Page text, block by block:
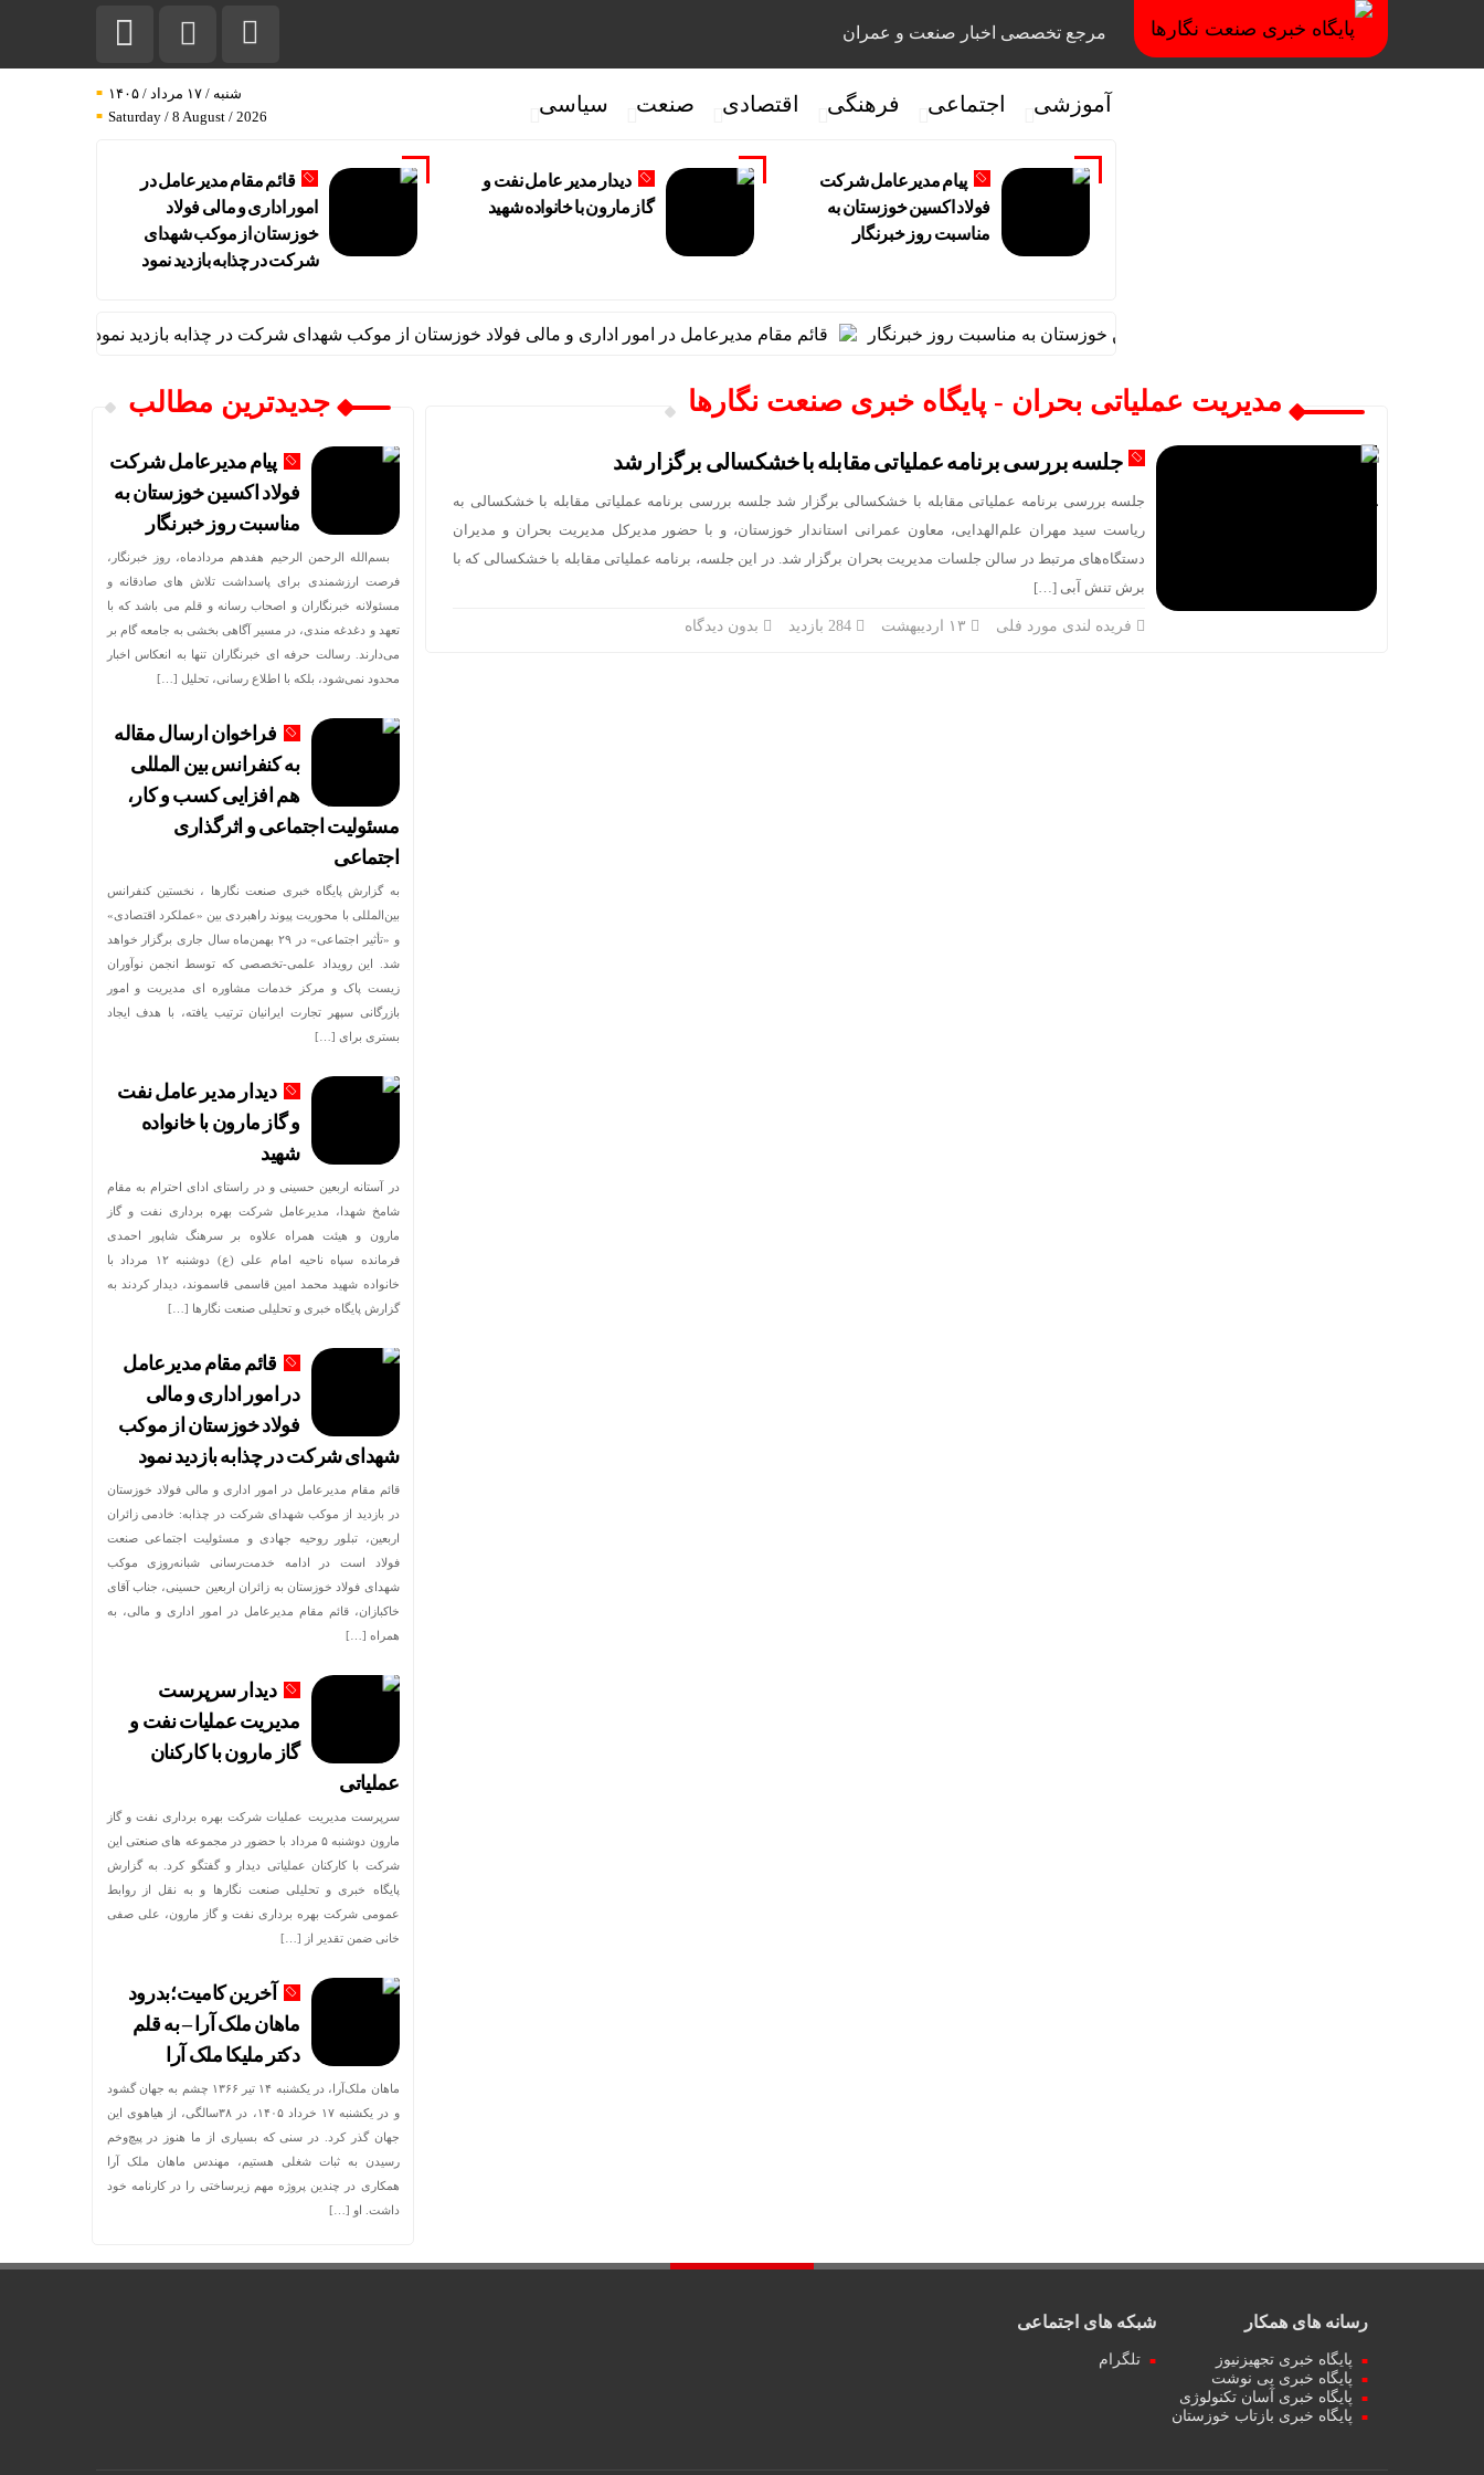
مرجع تخصصی اخبار صنعت و عمران
آموزشی اجتماعی فرهنگی اقتصادی صنعت سیاسی
شنبه / ۱۷ مرداد / ۱۴۰۵
Saturday / 8 August / 2026
پیام مدیرعامل شرکت
فولاد اکسین خوزستان به
مناسبت روز خبرنگار
دیدار مدیر عامل نفت و
گاز مارون با خانواده شهید
قائم مقام مدیرعامل در
امور اداری و مالی فولاد
خوزستان از موکب شهدای
شرکت در چذابه بازدید نمود
پیام مدیرعامل شرکت فولاد اکسین خوزستان به مناسبت روز خبرنگار قائم مقام مدیرعامل در امور اداری و مالی فولاد خوزستان از موکب شهدای شرکت در چذابه بازدید نمود
مدیریت عملیاتی بحران - پایگاه خبری صنعت نگارها
جلسه بررسی برنامه عملیاتی مقابله با خشکسالی برگزار شد
جلسه بررسی برنامه عملیاتی مقابله با خشکسالی برگزار شد جلسه بررسی برنامه عملیاتی مقابله با خشکسالی به
ریاست سید مهران علم‌الهدایی، معاون عمرانی استاندار خوزستان، و با حضور مدیرکل مدیریت بحران و مدیران
دستگاه‌های مرتبط در سالن جلسات مدیریت بحران برگزار شد. در این جلسه، برنامه عملیاتی مقابله با خشکسالی که با
برش تنش آبی […]
فریده لندی مورد فلی بدون دیدگاه
جدیدترین مطالب
پیام مدیرعامل شرکت
فولاد اکسین خوزستان به
مناسبت روز خبرنگار
بسم‌الله الرحمن الرحیم هفدهم مردادماه، روز خبرنگار،
فرصت ارزشمندی برای پاسداشت تلاش‌ های صادقانه و
مسئولانه خبرنگاران و اصحاب رسانه و قلم می باشد که با
تعهد و دغدغه‌ مندی، در مسیر آگاهی‌ بخشی به جامعه گام بر
می‌دارند. رسالت حرفه‌ ای خبرنگاران تنها به انعکاس اخبار
محدود نمی‌شود، بلکه با اطلاع رسانی، تحلیل […]
فراخوان ارسال مقاله
به کنفرانس بین المللی
هم افزایی کسب و کار،
مسئولیت اجتماعی و اثرگذاری
اجتماعی
به گزارش پایگاه خبری صنعت نگارها ، نخستین کنفرانس
بین‌المللی با محوریت پیوند راهبردی بین «عملکرد اقتصادی»
و «تأثیر اجتماعی» در ۲۹ بهمن‌ماه سال جاری برگزار خواهد
شد. این رویداد علمی-تخصصی که توسط انجمن نوآوران
زیست پاک و مرکز خدمات مشاوره ای مدیریت و امور
بازرگانی سپهر تجارت ایرانیان ترتیب یافته، با هدف ایجاد
بستری برای […]
دیدار مدیر عامل نفت
و گاز مارون با خانواده
شهید
در آستانه اربعین حسینی و در راستای ادای احترام به مقام
شامخ شهدا، مدیرعامل شرکت بهره برداری نفت و گاز
مارون و هیئت همراه علاوه بر سرهنگ شاپور احمدی
فرمانده سپاه ناحیه امام علی (ع) دوشنبه ۱۲ مرداد با
خانواده شهید محمد امین قاسمی قاسموند، دیدار کردند به
گزارش پایگاه خبری و تحلیلی صنعت نگارها […]
قائم مقام مدیرعامل
در امور اداری و مالی
فولاد خوزستان از موکب
شهدای شرکت در چذابه بازدید نمود
قائم مقام مدیرعامل در امور اداری و مالی فولاد خوزستان
در بازدید از موکب شهدای شرکت در چذابه: خادمی زائران
اربعین، تبلور روحیه جهادی و مسئولیت اجتماعی صنعت
فولاد است در ادامه خدمت‌رسانی شبانه‌روزی موکب
شهدای فولاد خوزستان به زائران اربعین حسینی، جناب آقای
خاکبازان، قائم مقام مدیرعامل در امور اداری و مالی، به
همراه […]
دیدار سرپرست
مدیریت عملیات نفت و
گاز مارون با کارکنان
عملیاتی
سرپرست مدیریت عملیات شرکت بهره برداری نفت و گاز
مارون دوشنبه ۵ مرداد با حضور در مجموعه های صنعتی این
شرکت با کارکنان عملیاتی دیدار و گفتگو کرد. به گزارش
پایگاه خبری و تحلیلی صنعت نگارها و به نقل از روابط
عمومی شرکت بهره برداری نفت و گاز مارون، علی صفی
خانی ضمن تقدیر از […]
آخرین کامیت؛بدرود
ماهان ملک آرا – به قلم
دکتر ملیکا ملک آرا
ماهان ملک‌آرا، در یکشنبه ۱۴ تیر ۱۳۶۶ چشم به جهان گشود
و در یکشنبه ۱۷ خرداد ۱۴۰۵، در ۳۸سالگی، از هیاهوی این
جهان گذر کرد. در سنی که بسیاری از ما هنوز در پیچ‌وخم
رسیدن به ثبات شغلی هستیم، مهندس ماهان ملک آرا
همکاری در چندین پروژه مهم زیرساختی را در کارنامه خود
داشت. او […]
رسانه های همکار
پایگاه خبری تجهیزنیوز
پایگاه خبری پی نوشت
پایگاه خبری آسان تکنولوژی
پایگاه خبری بازتاب خوزستان
شبکه های اجتماعی
تلگرام